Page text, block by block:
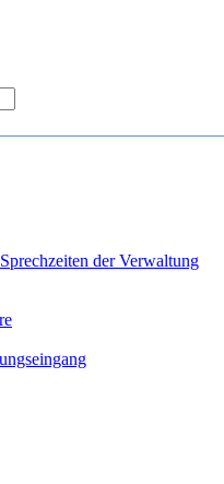
der Verwaltung